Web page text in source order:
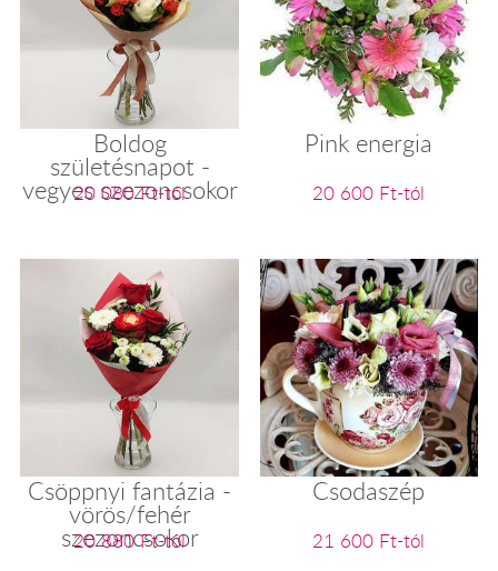
Boldog
születésnapot -
vegyes szezoncsokor
20 080 Ft-tól
Pink energia
20 600 Ft-tól
Csöppnyi fantázia -
vörös/fehér
szezoncsokor
20 880 Ft-tól
Csodaszép
21 600 Ft-tól